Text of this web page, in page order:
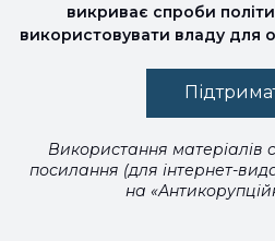
викриває спроби
використовувати владу для
Використання матеріалів
посилання (для інтернет-
на